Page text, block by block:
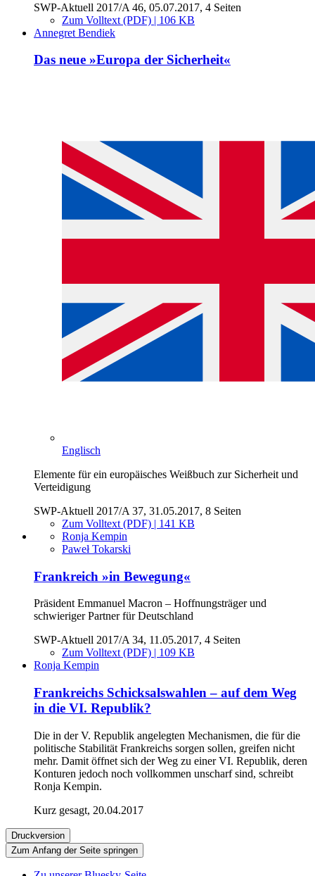
SWP-Aktuell 2017/A 46, 05.07.2017, 4 Seiten
Zum Volltext (PDF) | 106 KB
Annegret Bendiek
Das neue »Europa der Sicherheit«
Englisch
Elemente für ein europäisches Weißbuch zur Sicherheit und
Verteidigung
SWP-Aktuell 2017/A 37, 31.05.2017, 8 Seiten
Zum Volltext (PDF) | 141 KB
Ronja Kempin
Paweł Tokarski
Frankreich »in Bewegung«
Präsident Emmanuel Macron – Hoffnungsträger und
schwieriger Partner für Deutschland
SWP-Aktuell 2017/A 34, 11.05.2017, 4 Seiten
Zum Volltext (PDF) | 109 KB
Ronja Kempin
Frankreichs Schicksalswahlen – auf dem Weg
in die VI. Republik?
Die in der V. Republik angelegten Mechanismen, die für die
politische Stabilität Frankreichs sorgen sollen, greifen nicht
mehr. Damit öffnet sich der Weg zu einer VI. Republik, deren
Konturen jedoch noch vollkommen unscharf sind, schreibt
Ronja Kempin.
Kurz gesagt, 20.04.2017
Druckversion
Zum Anfang der Seite springen